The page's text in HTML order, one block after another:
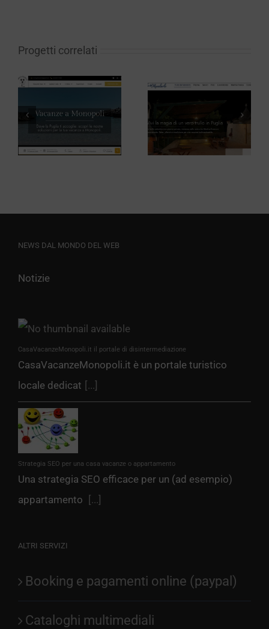
Progetti correlati
Trullo del
Ristorante
Pennetta
NEWS DAL MONDO DEL WEB
Notizie
CasaVacanzeMonopoli.it il portale di disintermediazione
CasaVacanzeMonopoli.it è un portale turistico
locale dedicat [...]
Strategia SEO per una casa vacanze o appartamento
Una strategia SEO efficace per un (ad esempio)
appartamento
[...]
ALTRI SERVIZI
Booking e pagamenti online (paypal)
Cataloghi multimediali